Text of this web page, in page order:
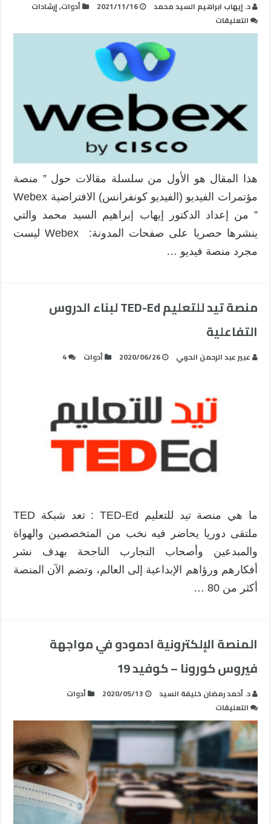
د. إيهاب ابراهيم السيد محمد 2021/11/16 أدوات,إرشادات
التعليقات
كل
منصة
الفيديو
كونفرانس
إمكانيات
وأدوات
وواجهة
المستخدم
مغلقة
هذا المقال هو الأول من سلسلة مقالات حول ” منصة
مؤتمرات الفيديو (الفيديو كونفرانس) الافتراضية Webex
” من إعداد الدكتور إيهاب إبراهيم السيد محمد والتي
ينشرها حصريا على صفحات المدونة: Webex ليست
مجرد منصة فيديو …
منصة تيد للتعليم TED-Ed لبناء الدروس
التفاعلية
عبير عبد الرحمن الحربي 2020/06/26 أدوات 4
ما هي منصة تيد للتعليم TED-Ed : تعد شبكة TED
ملتقى دوريا يحاضر فيه نخب من المتخصصين والهواة
والمبدعين وأصحاب التجارب الناجحة بهدف نشر
أفكارهم ورؤاهم الإبداعية إلى العالم، وتضم الآن المنصة
أكثر من 80 …
المنصة الإلكترونية ادمودو في مواجهة
فيروس كورونا – كوفيد 19
د. أحمد رمضان خليفة السيد 2020/05/13
أدوات
التعليقات
المنصة
الإلكترونية
ادمودو
في
مواجهة
فيروس
كورونا